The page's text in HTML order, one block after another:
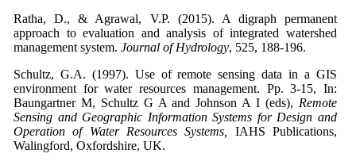
Ratha, D., & Agrawal, V.P. (2015). A digraph permanent
approach to evaluation and analysis of integrated watershed
management system. Journal of Hydrology, 525, 188-196.
Schultz, G.A. (1997). Use of remote sensing data in a GIS
environment for water resources management. Pp. 3-15, In:
Baungartner M, Schultz G A and Johnson A I (eds), Remote
Sensing and Geographic Information Systems for Design and
Operation of Water Resources Systems,
IAHS Publications,
Walingford, Oxfordshire, UK.